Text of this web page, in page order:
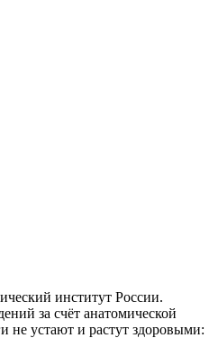
институт России.
за счёт анатомической
не устают и растут здоровыми: